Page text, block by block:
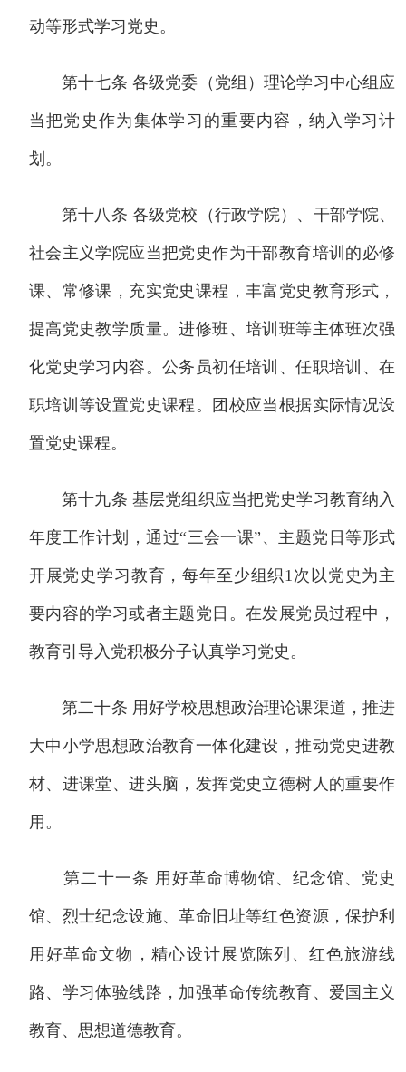
动等形式学习党史。
第十七条 各级党委（党组）理论学习中心组应
当把党史作为集体学习的重要内容，纳入学习计
划。
第十八条 各级党校（行政学院）、干部学院、
社会主义学院应当把党史作为干部教育培训的必修
课、常修课，充实党史课程，丰富党史教育形式，
提高党史教学质量。进修班、培训班等主体班次强
化党史学习内容。公务员初任培训、任职培训、在
职培训等设置党史课程。团校应当根据实际情况设
置党史课程。
第十九条 基层党组织应当把党史学习教育纳入
年度工作计划，通过“三会一课”、主题党日等形式
开展党史学习教育，每年至少组织1次以党史为主
要内容的学习或者主题党日。在发展党员过程中，
教育引导入党积极分子认真学习党史。
第二十条 用好学校思想政治理论课渠道，推进
大中小学思想政治教育一体化建设，推动党史进教
材、进课堂、进头脑，发挥党史立德树人的重要作
用。
第二十一条 用好革命博物馆、纪念馆、党史
馆、烈士纪念设施、革命旧址等红色资源，保护利
用好革命文物，精心设计展览陈列、红色旅游线
路、学习体验线路，加强革命传统教育、爱国主义
教育、思想道德教育。